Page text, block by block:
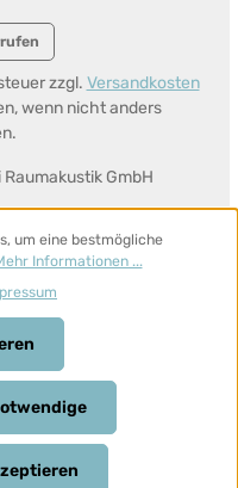
GmbH
zzgl. Versandkosten
wenn nicht anders
um eine bestmögliche
Informationen ...